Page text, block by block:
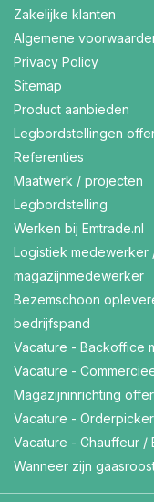
Zakelijke klanten
Algemene
Privacy Policy
Sitemap
Product aanbieden
Legbordstellingen
Referenties
Maatwerk / projecten
Legbordstelling
Werken bij Emtrade.nl
Logistiek medewerker
magazijnmedewerker
Bezemschoon
bedrijfspand
Vacature - Backoffice
Vacature -
Magazijninrichting
Vacature -
Vacature - Chauffeur /
Wanneer zijn